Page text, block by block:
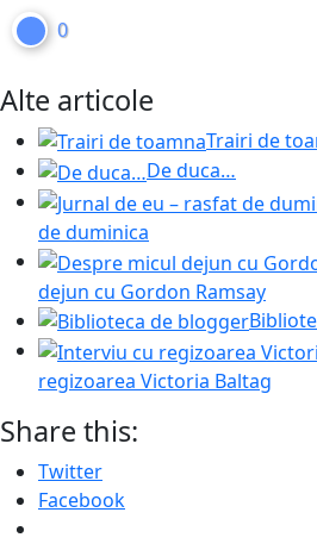
0
Alte articole
Trairi de
De duca…
de duminica
dejun cu Gordon Ramsay
regizoarea Victoria Baltag
Share this:
Twitter
Facebook